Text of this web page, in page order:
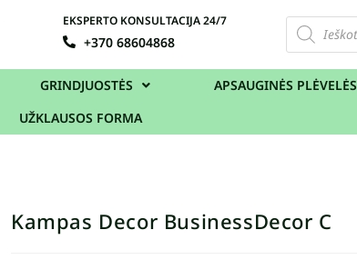
EKSPERTO KONSULTACIJA 24/7
+370 68604868
GRINDJUOSTĖS
APSAUGINĖS PLĖVELĖS
UŽKLAUSOS FORMA
Kampas Decor BusinessDecor C